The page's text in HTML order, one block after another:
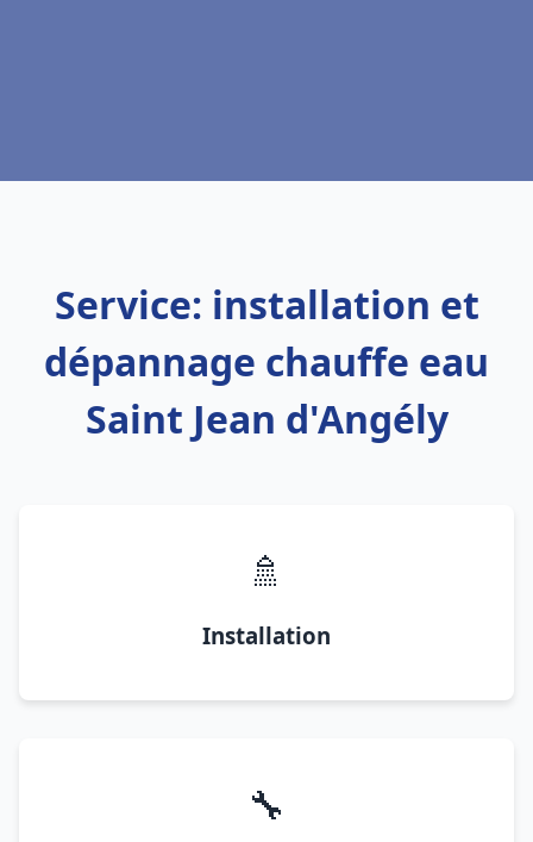
Service: installation et
dépannage chauffe eau
Saint Jean d'Angély
🚿
Installation
🔧